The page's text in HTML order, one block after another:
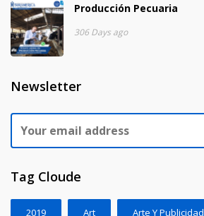
Producción Pecuaria
306 Days ago
Newsletter
Tag Cloude
2019 Art Arte Y Publicidad